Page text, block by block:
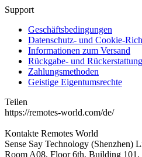
Support
Geschäftsbedingungen
Datenschutz- und Cookie-
Informationen zum Versand
Rückgabe- und
Zahlungsmethoden
Geistige Eigentumsrechte
Teilen
https://remotes-world.com/de/
Kontakte Remotes World
Sense Say Technology (Shenzhen)
Room A08, Floor 6th, Building 101,